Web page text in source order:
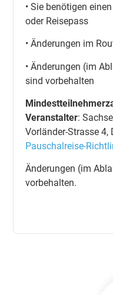
• Sie benötigen
oder Reisepass
• Änderungen im
• Änderungen (im
sind vorbehalten
Veranstalter:
Vorländer-Strasse 4,
Pauschalreise-
Änderungen (im
vorbehalten.